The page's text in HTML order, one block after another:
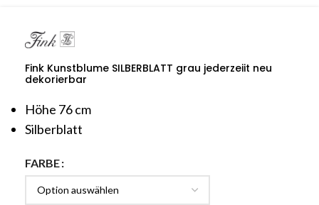
Fink Kunstblume SILBERBLATT grau jederzeiit neu
dekorierbar
Höhe 76 cm
Silberblatt
FARBE